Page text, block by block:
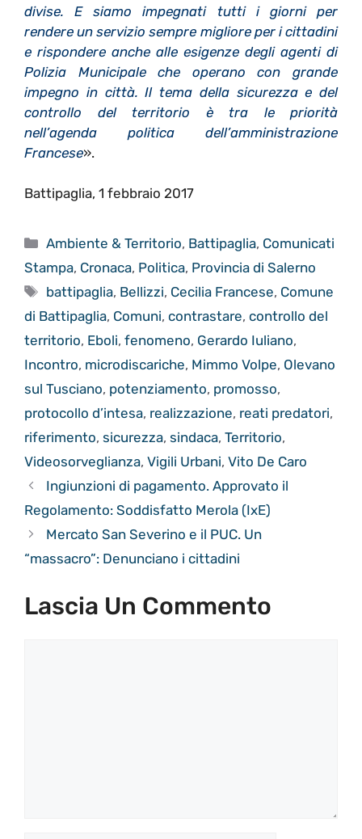
divise. E siamo impegnati tutti i giorni per
rendere un servizio sempre migliore per i cittadini
e rispondere anche alle esigenze degli agenti di
Polizia Municipale che operano con grande
impegno in città. Il tema della sicurezza e del
controllo del territorio è tra le priorità
nell’agenda politica dell’amministrazione
Francese».
Battipaglia, 1 febbraio 2017
Categorie
Ambiente & Territorio, Battipaglia, Comunicati
Stampa, Cronaca, Politica, Provincia di Salerno
Tag
battipaglia, Bellizzi, Cecilia Francese, Comune
di Battipaglia, Comuni, contrastare, controllo del
territorio, Eboli, fenomeno, Gerardo Iuliano,
Incontro, microdiscariche, Mimmo Volpe, Olevano
sul Tusciano, potenziamento, promosso,
protocollo d’intesa, realizzazione, reati predatori,
riferimento, sicurezza, sindaca, Territorio,
Videosorveglianza, Vigili Urbani, Vito De Caro
Ingiunzioni di pagamento. Approvato il
Regolamento: Soddisfatto Merola (IxE)
Mercato San Severino e il PUC. Un
“massacro”: Denunciano i cittadini
Lascia Un Commento